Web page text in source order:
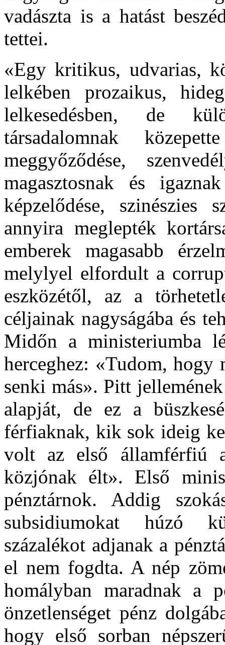
vadászta is a hatást
tettei.
«Egy kritikus, udvarias,
lelkében prozaikus,
lelkesedésben, de
társadalomnak
meggyőződése,
magasztosnak és
képzelődése, szinészies
annyira meglepték
emberek magasabb
melylyel elfordult a
eszközétől, az a
céljainak nagyságába és
Midőn a ministeriumba
herceghez: «Tudom, hogy
senki más». Pitt
alapját, de ez a
férfiaknak, kik sok ideig
volt az első államférfiú
közjónak élt». Első
pénztárnok. Addig
subsidiumokat húzó
százalékot adjanak a
el nem fogdta. A nép
homályban maradnak a
önzetlenséget pénz
hogy első sorban